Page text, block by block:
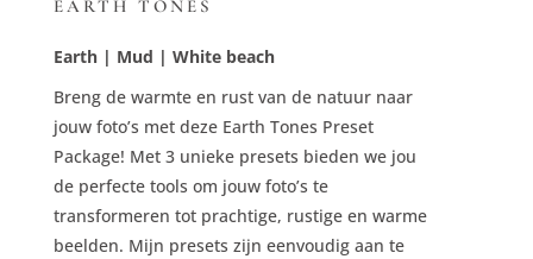
EARTH TONES
Earth | Mud | White beach
Breng de warmte en rust van de natuur naar
jouw foto’s met deze Earth Tones Preset
Package! Met 3 unieke presets bieden we jou
de perfecte tools om jouw foto’s te
transformeren tot prachtige, rustige en warme
beelden. Mijn presets zijn eenvoudig aan te